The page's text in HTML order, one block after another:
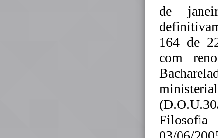
de
164 de
com
Filosofia